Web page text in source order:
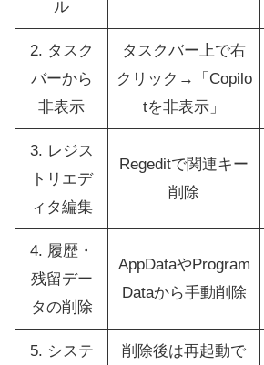
ル
2. タスク
バーから
非表示
タスクバー上で右
クリック→「Copilo
tを非表示」
3. レジス
トリエデ
ィタ編集
Regeditで関連キー
削除
4. 履歴・
残留デー
タの削除
AppDataやProgram
Dataから手動削除
5. システ 削除後は再起動で